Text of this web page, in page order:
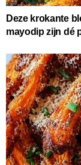
Deze krokante
mayodip zijn dé